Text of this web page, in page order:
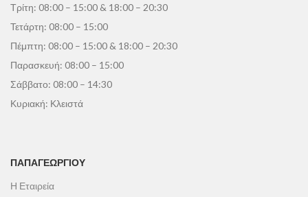
Τρίτη: 08:00 – 15:00 & 18:00 – 20:30
Τετάρτη: 08:00 – 15:00
Πέμπτη: 08:00 – 15:00 & 18:00 – 20:30
Παρασκευή: 08:00 – 15:00
Σάββατο: 08:00 – 14:30
Κυριακή: Κλειστά
ΠΑΠΑΓΕΩΡΓΊΟΥ
Η Εταιρεία